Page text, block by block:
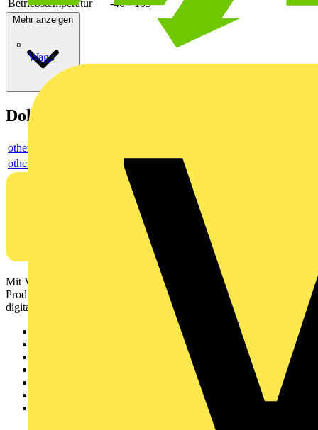
Wago
Betriebstemperatur
-40 - 105
Mehr anzeigen
Dokumente
others
others
Mit Voltimum erhalten Elektrofachkräfte Zugang zu Branchennews,
Produktinformationen, Schulungen und Tools – alles auf einer
digitalen Plattform und Community.